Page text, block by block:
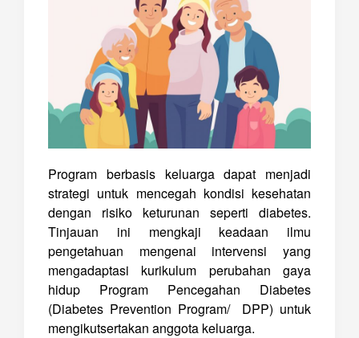
Program berbasis keluarga dapat menjadi
strategi untuk mencegah kondisi kesehatan
dengan risiko keturunan seperti diabetes.
Tinjauan ini mengkaji keadaan ilmu
pengetahuan mengenai intervensi yang
mengadaptasi kurikulum perubahan gaya
hidup Program Pencegahan Diabetes
(Diabetes Prevention Program/ DPP) untuk
mengikutsertakan anggota keluarga.